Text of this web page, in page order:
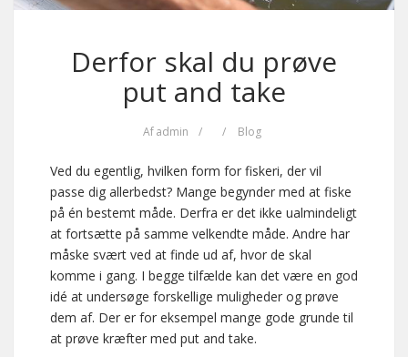
Derfor skal du prøve
put and take
Af admin / / Blog
Ved du egentlig, hvilken form for fiskeri, der vil
passe dig allerbedst? Mange begynder med at fiske
på én bestemt måde. Derfra er det ikke ualmindeligt
at fortsætte på samme velkendte måde. Andre har
måske svært ved at finde ud af, hvor de skal
komme i gang. I begge tilfælde kan det være en god
idé at undersøge forskellige muligheder og prøve
dem af. Der er for eksempel mange gode grunde til
at prøve kræfter med put and take.